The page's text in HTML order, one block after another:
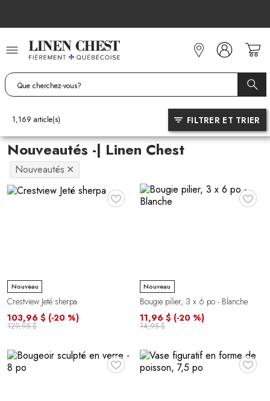
contenu
Nouveautés -| Linen Chest
1,169 article(s) FILTRER ET TRIER
Nouveautés ✕
♥
Nouveau
Crestview Jeté sherpa
103,96 $ (-20 %)
129,95 $
♥
Nouveau
Bougie pilier, 3 x 6 po - Blanche
11,96 $ (-20 %)
14,95 $
♥ ♥